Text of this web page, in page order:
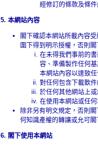
經修訂的條款及條件
5. 本網站內容
閣下確認本網站所載內容
圍下得到明示授權，否則
在未得我們事前的
容、準備製作任何
本網站內容以達致
對任何包含下載軟
於任何其他網站上
在使用本網站或任
除非另有明文規定，否則
何知識產權的轉讓或允可
6. 閣下使用本網站